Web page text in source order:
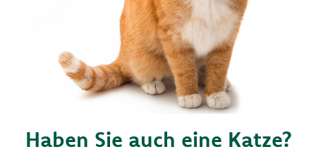
Haben Sie auch eine Katze?